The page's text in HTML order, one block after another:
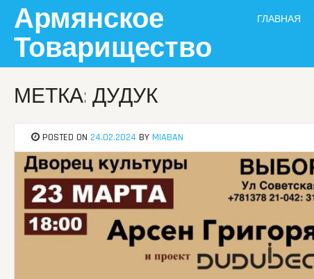
content
Армянское
Товарищество
ГЛАВНАЯ
МЕТКА: ДУДУК
POSTED ON 24.02.2024 BY MIABAN